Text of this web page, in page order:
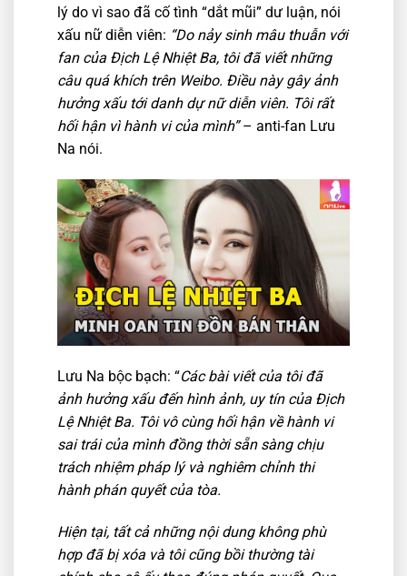
lý do vì sao đã cố tình “dắt mũi” dư luận, nói
xấu nữ diễn viên: “Do nảy sinh mâu thuẫn với
fan của Địch Lệ Nhiệt Ba, tôi đã viết những
câu quá khích trên Weibo. Điều này gây ảnh
hưởng xấu tới danh dự nữ diễn viên. Tôi rất
hối hận vì hành vi của mình”– anti-fan Lưu
Na nói.
Lưu Na bộc bạch: “Các bài viết của tôi đã
ảnh hưởng xấu đến hình ảnh, uy tín của Địch
Lệ Nhiệt Ba. Tôi vô cùng hối hận về hành vi
sai trái của mình đồng thời sẵn sàng chịu
trách nhiệm pháp lý và nghiêm chỉnh thi
hành phán quyết của tòa.
Hiện tại, tất cả những nội dung không phù
hợp đã bị xóa và tôi cũng bồi thường tài